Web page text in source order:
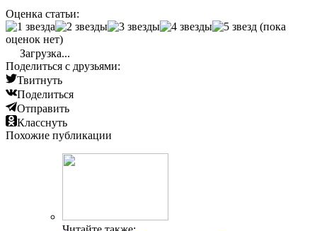
Оценка статьи:
(пока
оценок нет)
Загрузка...
Поделиться с друзьями:
Твитнуть
Поделиться
Отправить
Класснуть
Похожие публикации